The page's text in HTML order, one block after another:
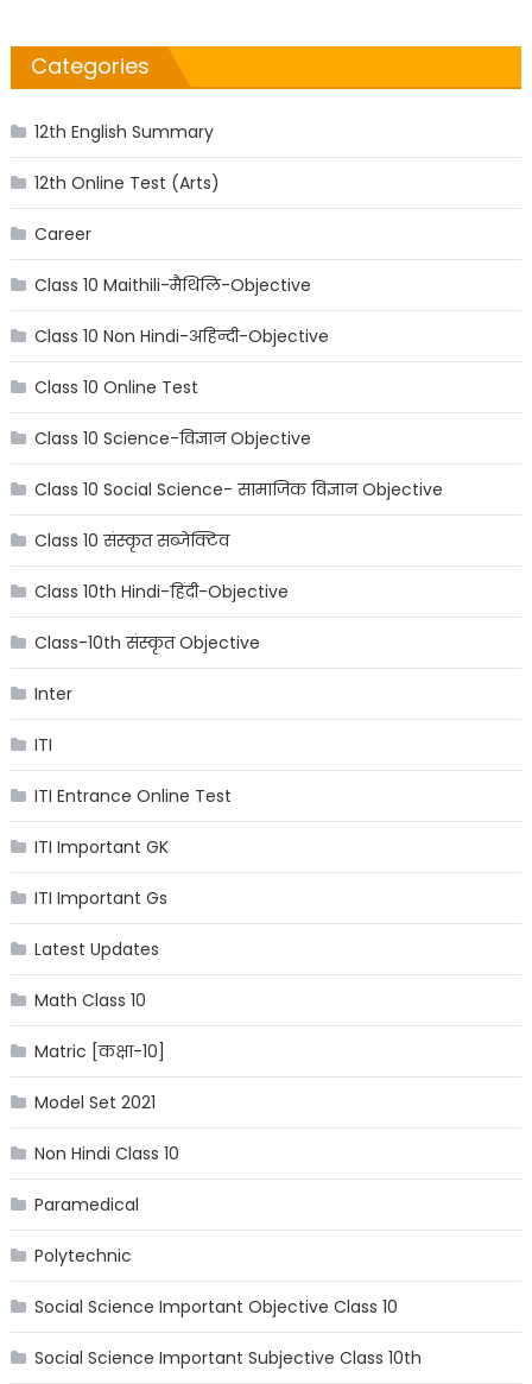
Categories
12th English Summary
12th Online Test (Arts)
Career
Class 10 Maithili-मैथिलि-Objective
Class 10 Non Hindi-अहिन्दी-Objective
Class 10 Online Test
Class 10 Science-विज्ञान Objective
Class 10 Social Science- सामाजिक विज्ञान Objective
Class 10 संस्कृत सब्जेक्टिव
Class 10th Hindi-हिंदी-Objective
Class-10th संस्कृत Objective
Inter
ITI
ITI Entrance Online Test
ITI Important GK
ITI Important Gs
Latest Updates
Math Class 10
Matric [कक्षा-10]
Model Set 2021
Non Hindi Class 10
Paramedical
Polytechnic
Social Science Important Objective Class 10
Social Science Important Subjective Class 10th